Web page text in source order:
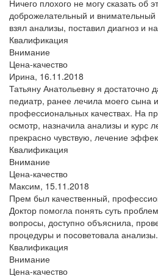
Ничего плохого не могу сказать об
доброжелательный и
взял анализы, поставил диагноз и
Квалификация
Внимание
Цена-качество
Ирина, 16.11.2018
Татьяну Анатольевну я достаточно
педиатр, ранее лечила моего сына
профессиональных качествах. На
осмотр, назначила анализы и курс
прекрасно чувствую, лечение
Квалификация
Внимание
Цена-качество
Максим, 15.11.2018
Прем был качественный,
Доктор помогла понять суть
вопросы, доступно объяснила,
процедуры и посоветовала анализы.
Квалификация
Внимание
Цена-качество